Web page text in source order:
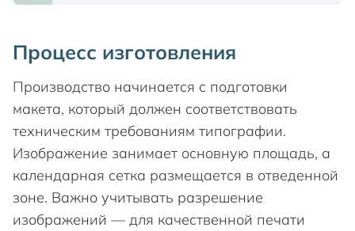
Процесс изготовления
Производство начинается с подготовки
макета, который должен соответствовать
техническим требованиям типографии.
Изображение занимает основную площадь, а
календарная сетка размещается в отведенной
зоне. Важно учитывать разрешение
изображений — для качественной печати